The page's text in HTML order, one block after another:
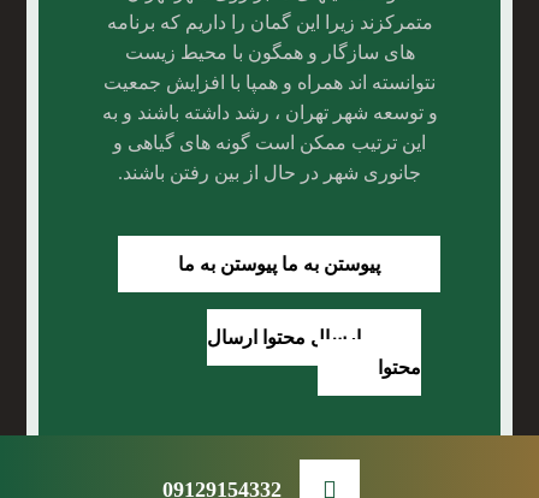
متمرکزند زیرا این گمان را داریم که برنامه
های سازگار و همگون با محیط زیست
نتوانسته اند همراه و همپا با افزایش جمعیت
و توسعه شهر تهران ، رشد داشته باشند و به
این ترتیب ممکن است گونه های گیاهی و
جانوری شهر در حال از بین رفتن باشند.
پیوستن به ماپیوستن به ما
ارسال محتوا
ارسال
محتوا
09129154332